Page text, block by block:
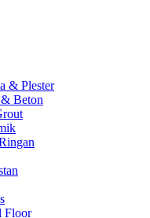
& Plester
Beton
Floor